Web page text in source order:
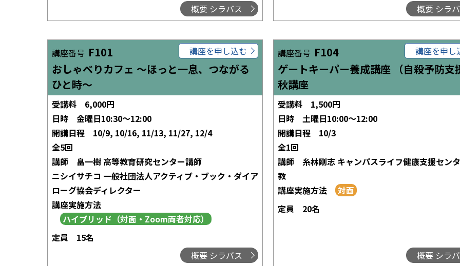
概要 シラバス
概要 シラ
講座番号 F101
おしゃべりカフェ ～ほっと一息、つながる
ひと時～
講座を申し込む
受講料
6,000円
日時
金曜日10:30～12:00
開講日程
10/9, 10/16, 11/13, 11/27, 12/4
全5回
講師
畠一樹 高等教育研究センター講師
ニシイサチコ 一般社団法人アクティブ・ブック・ダイア
ローグ協会ディレクター
講座実施方法
定員
15名
概要 シラバス
講座番号 F104
ゲートキーパー養成講座 （自殺予防支
秋講座
講座を申し
受講料
1,500円
日時
土曜日10:00～12:00
開講日程
10/3
全1回
講師
糸林剛志 キャンパスライフ健康支援セン
教
講座実施方法
定員
20名
概要 シラ